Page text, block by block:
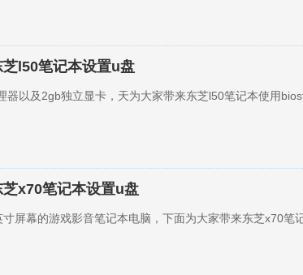
l50笔记本设置u盘
器以及2gb独立显卡，天为大家带来东芝l50笔记本使用
x70笔记本设置u盘
屏幕的游戏影音笔记本电脑，下面为大家带来东芝x70笔